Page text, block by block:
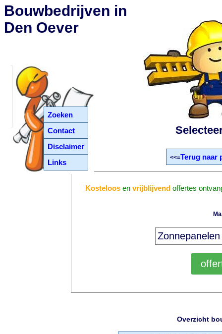
Zoeken
Contact
Disclaimer
Links
Bouwbedrijven in
Den Oever
<<=Terug naar
Kosteloos envrijblijvend offertes
Overzicht